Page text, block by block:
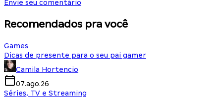
Envie seu comentário
Recomendados pra você
Games
Dicas de presente para o seu pai gamer
Camila Hortencio
07.ago.26
Séries, TV e Streaming